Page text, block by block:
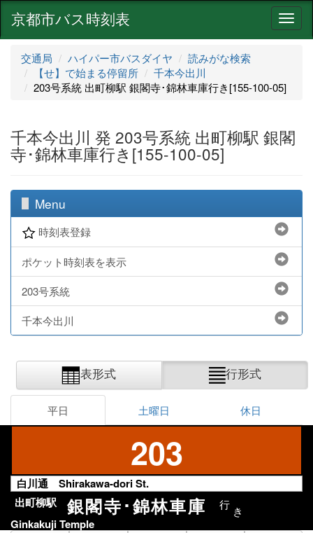
ナ
ビ
ョ
京都市バス時刻表
交通局 ハイパー市バスダイヤ
読みがな検索
【せ】で始まる停留所
千本今出川
203号系統 出町柳駅 銀閣寺･錦林車庫行き[155-100-05]
千本今出川 発 203号系統 出町柳駅 銀閣
寺･錦林車庫行き[155-100-05]
Menu
時刻表登録
ポケット時刻表を表示
203号系統
千本今出川
表形式 行形式
平日 土曜日 休日
203
白川通 Shirakawa-dori St.
出町柳駅
銀閣寺･錦林車庫 行 き
Ginkakuji Temple